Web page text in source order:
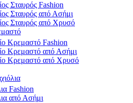
Σταυρός Fashion
Σταυρός από Ασήμι
Σταυρός από Χρυσό
Κρεμαστό Fashion
Κρεμαστό από Ασήμι
Κρεμαστό από Χρυσό
Fashion
από Ασήμι